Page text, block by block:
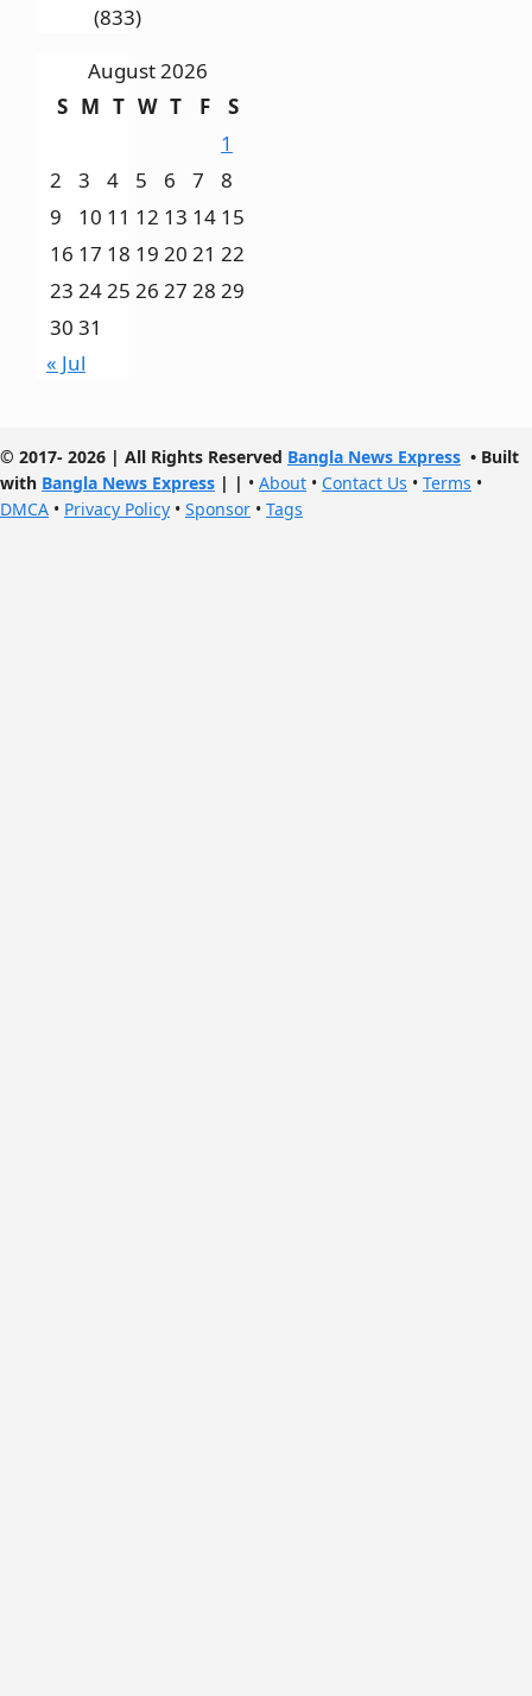
(833)
August 2026
S M T W T F
S
1
2
3 4 5 6 7
8
9
10 11 12 13 14 15
16 17 18 19 20 21 22
23 2425 26 27 28 29
30 31
« Jul
© 2017- 2026 | All Rights Reserved Bangla News Express • Built
with Bangla News Express | | • About • Contact Us • Terms •
DMCA • Privacy Policy • Sponsor • Tags